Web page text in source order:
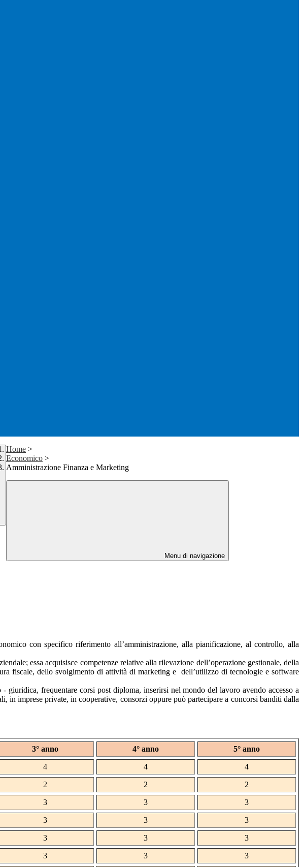
Home >
Economico >
Amministrazione Finanza e Marketing
Menu di navigazione
con specifico riferimento all’amministrazione, alla pianificazione, al controllo, alla
essa acquisisce competenze relative alla rilevazione dell’operazione gestionale, della
fiscale, dello svolgimento di attività di marketing e dell’utilizzo di tecnologie e software
frequentare corsi post diploma, inserirsi nel mondo del lavoro avendo accesso a
in imprese private, in cooperative, consorzi oppure può partecipare a concorsi banditi dalla
3° anno 4° anno 5° anno
4 4 4
2 2 2
3 3 3
3 3 3
3 3 3
3 3 3